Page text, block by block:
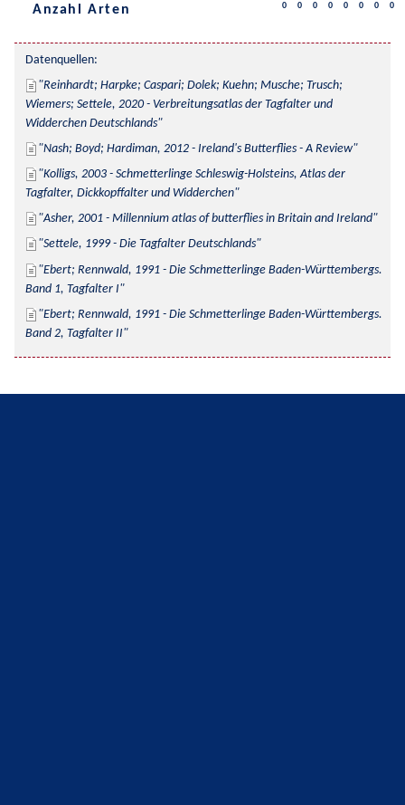
Anzahl Arten 0 0 0 0 0 0 0 0
Datenquellen:
Reinhardt; Harpke; Caspari; Dolek; Kuehn; Musche; Trusch;
Wiemers; Settele, 2020 - Verbreitungsatlas der Tagfalter und
Widderchen Deutschlands
Nash; Boyd; Hardiman, 2012 - Ireland's Butterflies - A Review
Kolligs, 2003 - Schmetterlinge Schleswig-Holsteins, Atlas der
Tagfalter, Dickkopffalter und Widderchen
Asher, 2001 - Millennium atlas of butterflies in Britain and Ireland
Settele, 1999 - Die Tagfalter Deutschlands
Ebert; Rennwald, 1991 - Die Schmetterlinge Baden-Württembergs.
Band 1, Tagfalter I
Ebert; Rennwald, 1991 - Die Schmetterlinge Baden-Württembergs.
Band 2, Tagfalter II